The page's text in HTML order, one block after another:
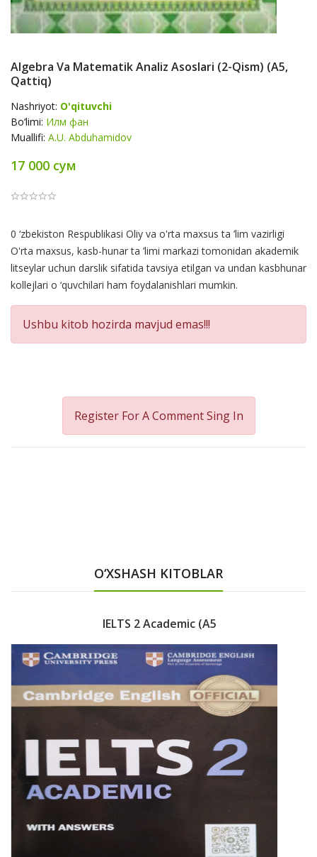
Algebra Va Matematik Analiz Asoslari (2-Qism) (А5,
Qattiq)
Nashriyot: O'qituvchi
Bo‘limi: Илм фан
Muallifi: A.U. Abduhamidov
17 000 сум
Product
Summery
0 ‘zbekiston Respublikasi Oliy va o'rta maxsus ta ’lim vazirligi
O'rta maxsus, kasb-hunar ta ’limi markazi tomonidan akademik
litseylar uchun darslik sifatida tavsiya etilgan va undan kasbhunar
kollejlari o ‘quvchilari ham foydalanishlari mumkin.
Ushbu kitob hozirda mavjud emas!!!
Register For A CommentSing In
O‘XSHASH KITOBLAR
IELTS 2 Academic (A5